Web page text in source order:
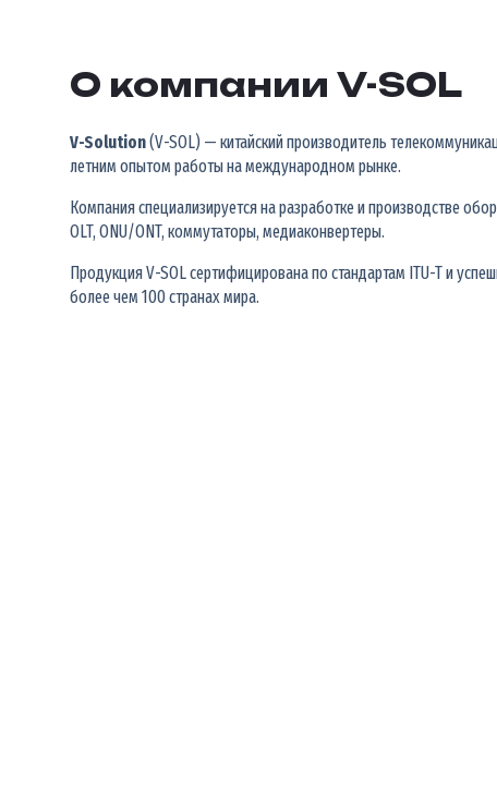
О компании V-SOL
V-Solution(V-SOL) — китайский производитель
летним опытом работы на международном рынке.
Компания специализируется на разработке и производстве
OLT, ONU/ONT, коммутаторы, медиаконвертеры.
Продукция V-SOL сертифицирована по стандартам ITU-T и
более чем 100 странах мира.